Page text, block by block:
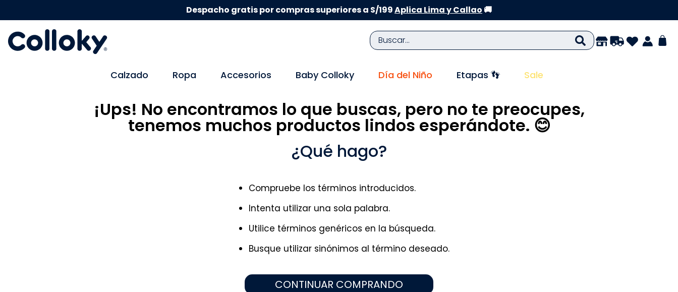
Despacho gratis por compras superiores a S/199Aplica Lima y Callao 🚚
Buscar...
Calzado Ropa Accesorios Baby Colloky Día del Niño Etapas 👣 Sale
¡Ups! No encontramos lo que buscas, pero no te preocupes,
tenemos muchos productos lindos esperándote. 😊
¿Qué hago?
Compruebe los términos introducidos.
Intenta utilizar una sola palabra.
Utilice términos genéricos en la búsqueda.
Busque utilizar sinónimos al término deseado.
CONTINUAR COMPRANDO
TÉRMINOS MÁS BUSCADOS
2 .
zapatillas niño
3.
medias
sandalias niña
7.
sandalias niño
8 .
pijama
9.
zapatos niña
10 . disney